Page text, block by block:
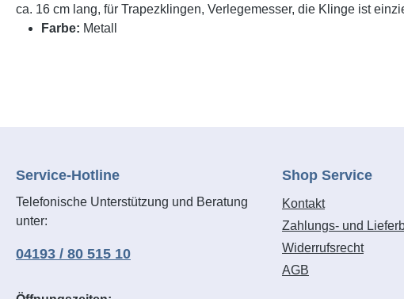
ca. 16 cm lang, für Trapezklingen, Verlegemesser, die Klinge ist
Farbe: Metall
Service-Hotline
Telefonische Unterstützung und Beratung
unter:
04193 / 80 515 10
Shop Service
Kontakt
Zahlungs- und
Widerrufsrecht
AGB